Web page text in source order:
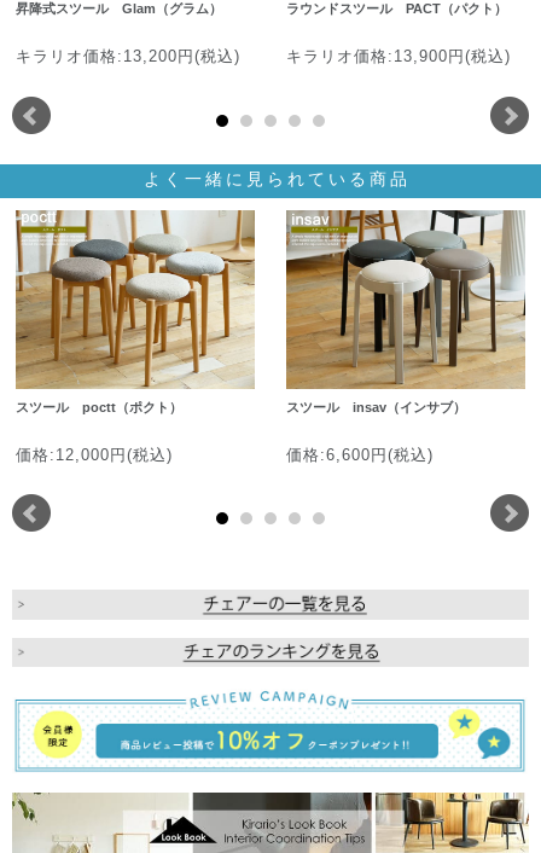
昇降式スツール Glam（グラム）
キラリオ価格:13,200円(税込)
ラウンドスツール PACT（パクト）
キラリオ価格:13,900円(税込)
よく一緒に見られている商品
スツール poctt（ポクト）
価格:12,000円(税込)
スツール insav（インサブ）
価格:6,600円(税込)